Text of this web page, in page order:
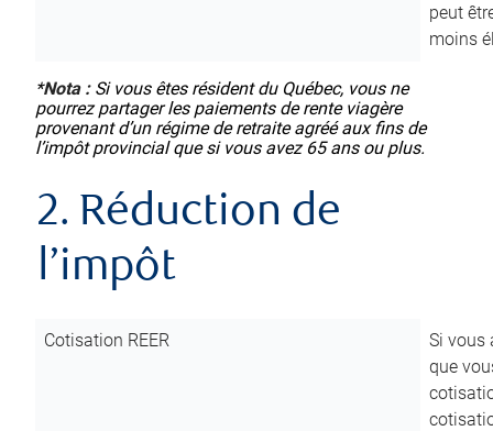
peut
moins
*Nota :Si vous êtes résident du Québec, vous ne
pourrez partager les paiements de rente viagère
provenant d’un régime de retraite agréé aux fins de
l’impôt provincial que si vous avez 65 ans ou plus.
2. Réduction de
l’impôt
Cotisation REER
Si vous
que